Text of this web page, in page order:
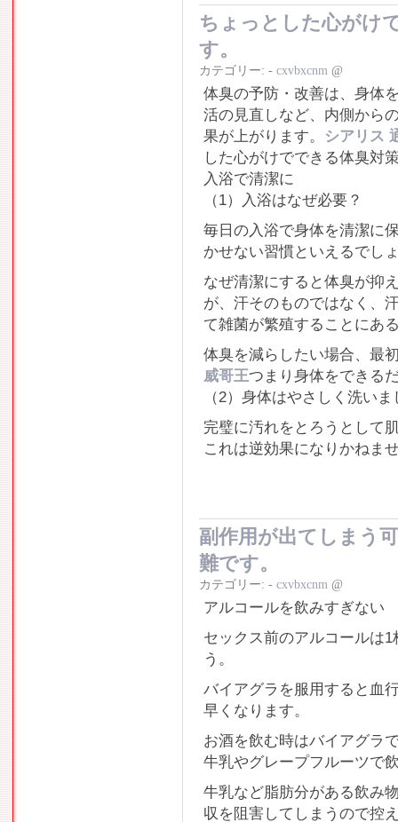
ちょっとした心がけ
す。
カテゴリー: - cxvbxcnm @
体臭の予防・改善は、身体
活の見直しなど、内側から
果が上がります。
シアリス
した心がけでできる体臭対
入浴で清潔に
（1）入浴はなぜ必要？
毎日の入浴で身体を清潔に
かせない習慣といえるでし
なぜ清潔にすると体臭が抑
が、汗そのものではなく、
て雑菌が繁殖することにあ
体臭を減らしたい場合、最
威哥王つまり身体をできる
（2）身体はやさしく洗いま
完璧に汚れをとろうとして
これは逆効果になりかねま
副作用が出てしまう
難です。
カテゴリー: - cxvbxcnm @
アルコールを飲みすぎない
セックス前のアルコールは
う。
バイアグラを服用すると血
早くなります。
お酒を飲む時はバイアグラ
牛乳やグレープフルーツで
牛乳など脂肪分がある飲み
収を阻害してしまうので控